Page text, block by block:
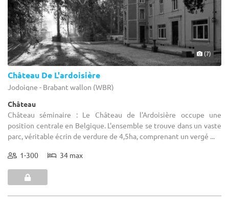
(7)
Château De L'ardoisière
Jodoigne - Brabant wallon (WBR)
Château
Château séminaire : Le Château de l'Ardoisière occupe une
position centrale en Belgique. L'ensemble se trouve dans un vaste
parc, véritable écrin de verdure de 4,5ha, comprenant un vergé ...
1-300 34 max